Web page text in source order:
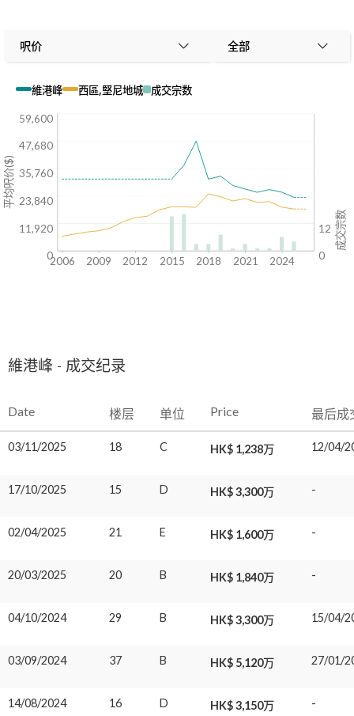
呎价 全部
維港峰 西區,堅尼地城 成交宗数
12
0
2006 2009 2012 2015 2018 2021 2024
成交宗数
59,600
47,680
35,760
23,840
11,920
0
平均呎价($)
維港峰 - 成交纪录
Date 楼层 单位 Price 最后成
03/11/2025 18 C HK$ 1,238万 12/04/
17/10/2025 15 D HK$ 3,300万 -
02/04/2025 21 E HK$ 1,600万 -
20/03/2025 20 B HK$ 1,840万 -
04/10/2024 29 B HK$ 3,300万 15/04/
03/09/2024 37 B HK$ 5,120万 27/01/
14/08/2024 16 D HK$ 3,150万 -